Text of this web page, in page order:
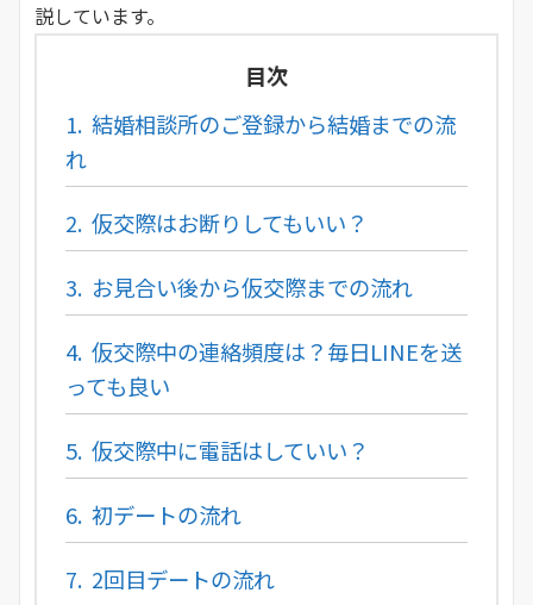
説しています。
目次
1. 結婚相談所のご登録から結婚までの流
れ
2. 仮交際はお断りしてもいい？
3. お見合い後から仮交際までの流れ
4. 仮交際中の連絡頻度は？毎日LINEを送
っても良い
5. 仮交際中に電話はしていい？
6. 初デートの流れ
7. 2回目デートの流れ